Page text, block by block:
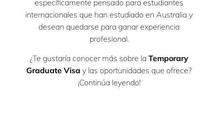
específicamente pensado para estudiantes
internacionales que han estudiado en Australia y
desean quedarse para ganar experiencia
profesional.
¿Te gustaría conocer más sobre la Temporary
Graduate Visa y las oportunidades que ofrece?
¡Continúa leyendo!